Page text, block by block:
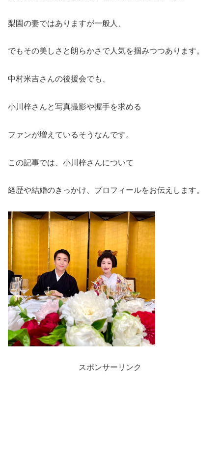
梨園の妻ではありますが一般人、
でもその美しさと朗らかさで人気を掴みつつあります。
中村米吉さんの後援会でも、
小川梓さんと写真撮影や握手を求める
ファンが増えているそうなんです。
この記事では、小川梓さんについて
経歴や結婚のきっかけ、プロフィールをお伝えします。
スポンサーリンク